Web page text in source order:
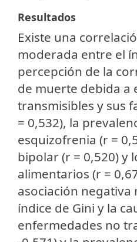
Resultados
Existe una
moderada entre el
percepción de la
de muerte debida a
transmisibles y sus
= 0,532), la
esquizofrenia (r =
bipolar (r = 0,520) y
alimentarios (r =
asociación
índice de Gini y la
enfermedades no